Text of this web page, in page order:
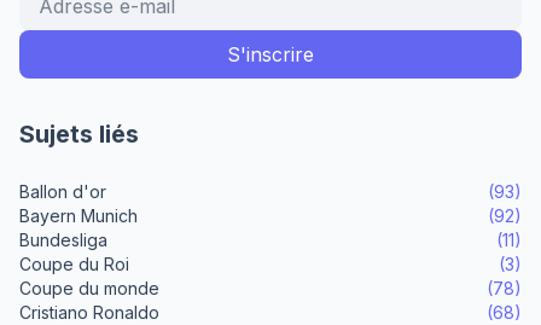
Sujets liés
Ballon d'or
(93)
Bayern Munich
(92)
Bundesliga
(11)
Coupe du Roi
(3)
Coupe du monde
(78)
Cristiano Ronaldo
(68)